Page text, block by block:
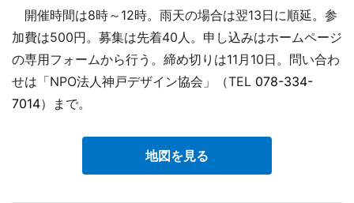
開催時間は8時～12時。雨天の場合は翌13日に順延。参
加費は500円。募集は先着40人。申し込みはホームページ
の専用フォームから行う。締め切りは11月10日。問い合わ
せは「NPO法人神戸デザイン協会」（TEL 078-334-
7014）まで。
地図を見る